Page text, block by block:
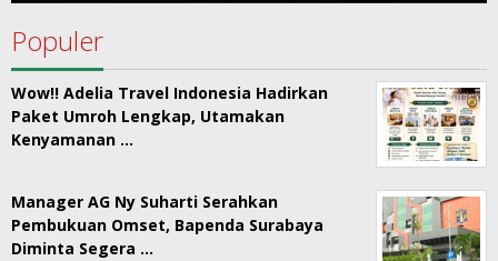
Populer
Wow!! Adelia Travel Indonesia Hadirkan
Paket Umroh Lengkap, Utamakan
Kenyamanan …
Manager AG Ny Suharti Serahkan
Pembukuan Omset, Bapenda Surabaya
Diminta Segera …